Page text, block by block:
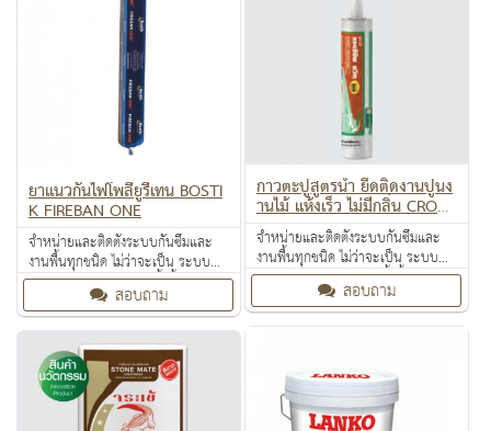
กาวตะปูสูตรน้ำ ยึดติดงานปูนง
านไม้ แห้งเร็ว ไม่มีกลิ่น CROC
ODILE ADHESIVE QUICK
จำหน่ายและติดตั้งระบบกันซึมและ
งานพื้นทุกชนิด ไม่ว่าจะเป็น ระบบ
งานกันซึม ระบบงานติดตั้งพื้น งาน
ป้องกันไฟลาม งานเคลือบปกป้องพื้น
ผิว งานเคลือบสารสะท้อนความร้อน
สอบถาม
ยาแนวกันไฟโพลียูรีเทน BOSTI
K ฺFIREBAN ONE
จำหน่ายและติดตั้งระบบกันซึมและ
งานพื้นทุกชนิด ไม่ว่าจะเป็น ระบบ
งานกันซึม ระบบงานติดตั้งพื้น งาน
ป้องกันไฟลาม งานเคลือบปกป้องพื้น
ผิว งานเคลือบสารสะท้อนความร้อน
สอบถาม